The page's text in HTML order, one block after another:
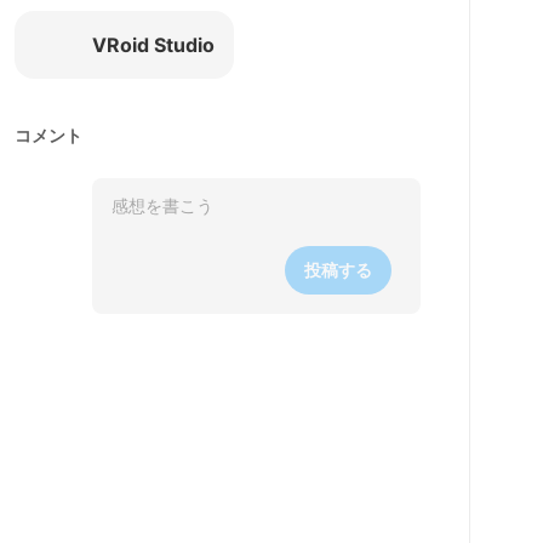
VRoid Studio
コメント
投稿する